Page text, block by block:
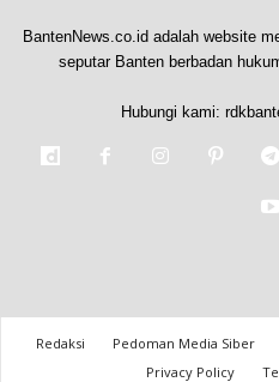
BantenNews.co.id adalah website
seputar Banten berbadan
Hubungi kami:
Redaksi Pedoman Media Siber
Privacy Policy